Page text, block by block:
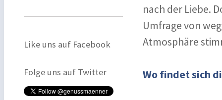
Like uns auf Facebook
Folge uns auf Twitter
nach der Liebe.
Umfrage von
Atmosphäre
Wo findet sich